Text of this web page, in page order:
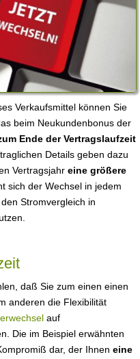
Verkaufsmittel können Sie
beim Neukundenbonus der
Ende der Vertragslaufzeit
Details geben dazu
Vertragsjahr eine größere
sich der Wechsel in jedem
Stromvergleich in
daß Sie zum einen einen
anderen die Flexibilität
auf
Die im Beispiel erwähnten
dar, der Ihnen eine